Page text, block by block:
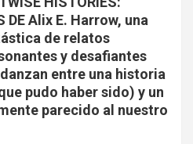
DE Alix E. Harrow, una
de relatos
y desafiantes
entre una historia
pudo haber sido) y un
parecido al nuestro